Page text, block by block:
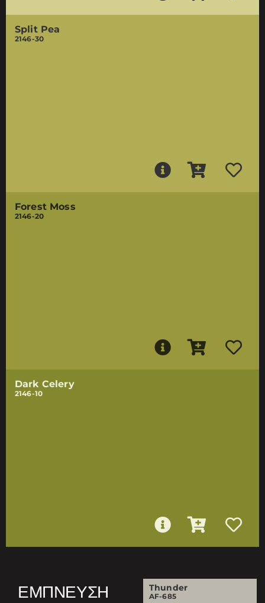
Split Pea
2146-30
Forest Moss
2146-20
Dark Celery
2146-10
ΈΜΠΝΕΥΣΗ Thunder
AF-685